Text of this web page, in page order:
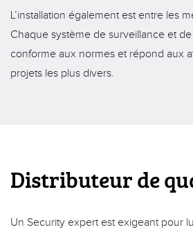
L’installation également est entre les
Chaque système de surveillance et
conforme aux normes et répond aux
projets les plus divers.
Distributeur de
Un Security expert est exigeant pour